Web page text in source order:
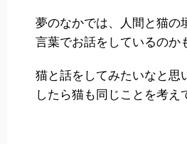
夢のなかでは、人間と猫の
言葉でお話をしているのか
猫と話をしてみたいなと思
したら猫も同じことを考え